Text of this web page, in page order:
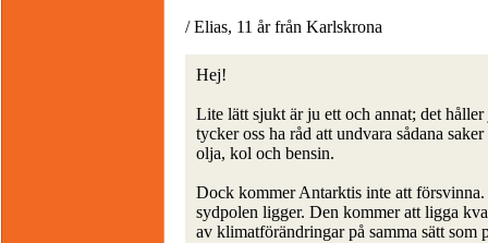
/ Elias, 11 år från Karlskrona
Hej!
Lite lätt sjukt är ju ett och annat; det
tycker oss ha råd att undvara sådana
olja, kol och bensin.
Dock kommer Antarktis inte att
sydpolen ligger. Den kommer att ligga
av klimatförändringar på samma sätt som